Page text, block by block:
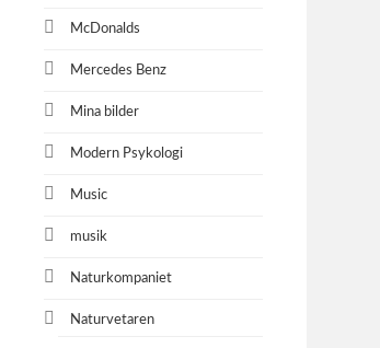
McDonalds
Mercedes Benz
Mina bilder
Modern Psykologi
Music
musik
Naturkompaniet
Naturvetaren